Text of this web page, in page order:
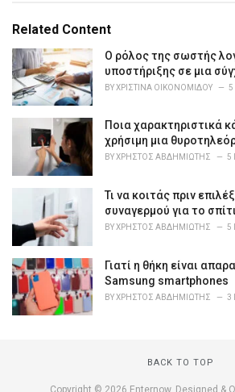
e
o
r
i
e
Related Content
Ο ρόλος της σωστής
υποστήριξης σε μια
BYΧΡΙΣΤΊΝΑ ΟΙΚΟΝΟΜΊΔΟΥ 5
Ποια χαρακτηριστικά
χρήσιμη μια
BYΧΡΉΣΤΟΣ ΑΒΔΗΜΙΏΤΗΣ 5
Τι να κοιτάς πριν
συναγερμού για το σπίτι
BYΧΡΉΣΤΟΣ ΑΒΔΗΜΙΏΤΗΣ 5
Γιατί η θήκη είναι
Samsung smartphones
BYΧΡΉΣΤΟΣ ΑΒΔΗΜΙΏΤΗΣ 3
BACK TO TOP
Copyright © 2026 Enternow. Designed &